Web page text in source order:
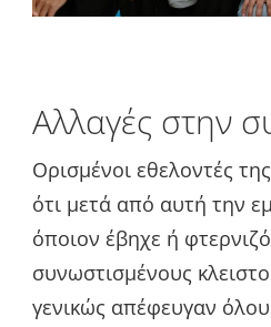
Αλλαγές στην
Ορισμένοι εθελοντές
ότι μετά από αυτή την
όποιον έβηχε ή
συνωστισμένους
γενικώς απέφευγαν